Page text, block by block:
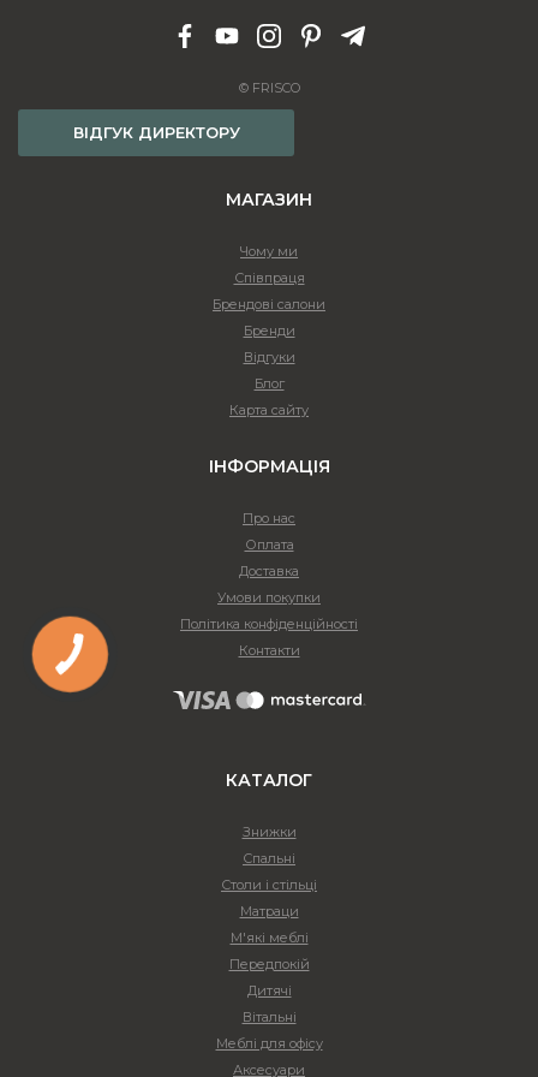
© FRISCO
ВІДГУК ДИРЕКТОРУ
МАГАЗИН
Чому ми
Співпраця
Брендові салони
Бренди
Відгуки
Блог
Карта сайту
ІНФОРМАЦІЯ
Про нас
Оплата
Доставка
Умови покупки
Політика конфіденційності
Контакти
КАТАЛОГ
Знижки
Спальні
Столи і стільці
Матраци
М'які меблі
Передпокій
Дитячі
Вітальні
Меблі для офісу
Аксесуари